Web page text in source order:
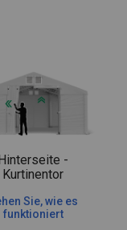
-
Kurtinentor
Sie, wie es
funktioniert